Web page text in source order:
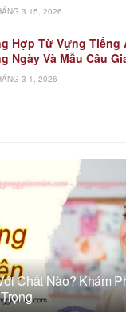
3 15, 2026
Hợp Từ Vựng Tiếng
Ngày Và Mẫu Câu
3 1, 2026
Chất Nào? Khám